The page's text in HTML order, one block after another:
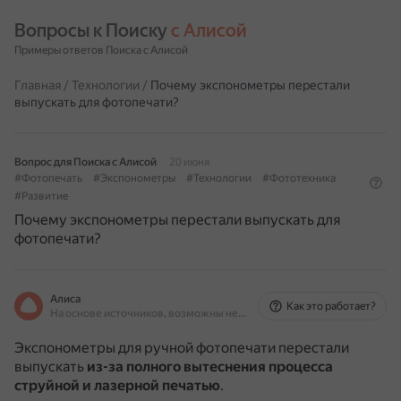
Вопросы к Поиску с Алисой
Примеры ответов Поиска с Алисой
Главная / Технологии / Почему экспонометры перестали
выпускать для фотопечати?
Вопрос для Поиска с Алисой
20 июня
#Фотопечать
#Экспонометры #Технологии
#Фототехника
#Развитие
Почему экспонометры перестали выпускать для
фотопечати?
Алиса
На основе источников, возможны неточности
Как это работает?
Экспонометры для ручной фотопечати перестали
выпускать из-за полного вытеснения процесса
струйной и лазерной печатью.